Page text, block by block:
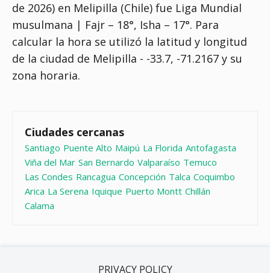
de 2026) en Melipilla (Chile) fue Liga Mundial
musulmana | Fajr – 18°, Isha – 17°. Para
calcular la hora se utilizó la latitud y longitud
de la ciudad de Melipilla - -33.7, -71.2167 y su
zona horaria.
Ciudades cercanas
Santiago Puente Alto Maipú La Florida Antofagasta
Viña del Mar San Bernardo Valparaíso Temuco
Las Condes Rancagua Concepción Talca Coquimbo
Arica La Serena Iquique Puerto Montt Chillán
Calama
PRIVACY POLICY